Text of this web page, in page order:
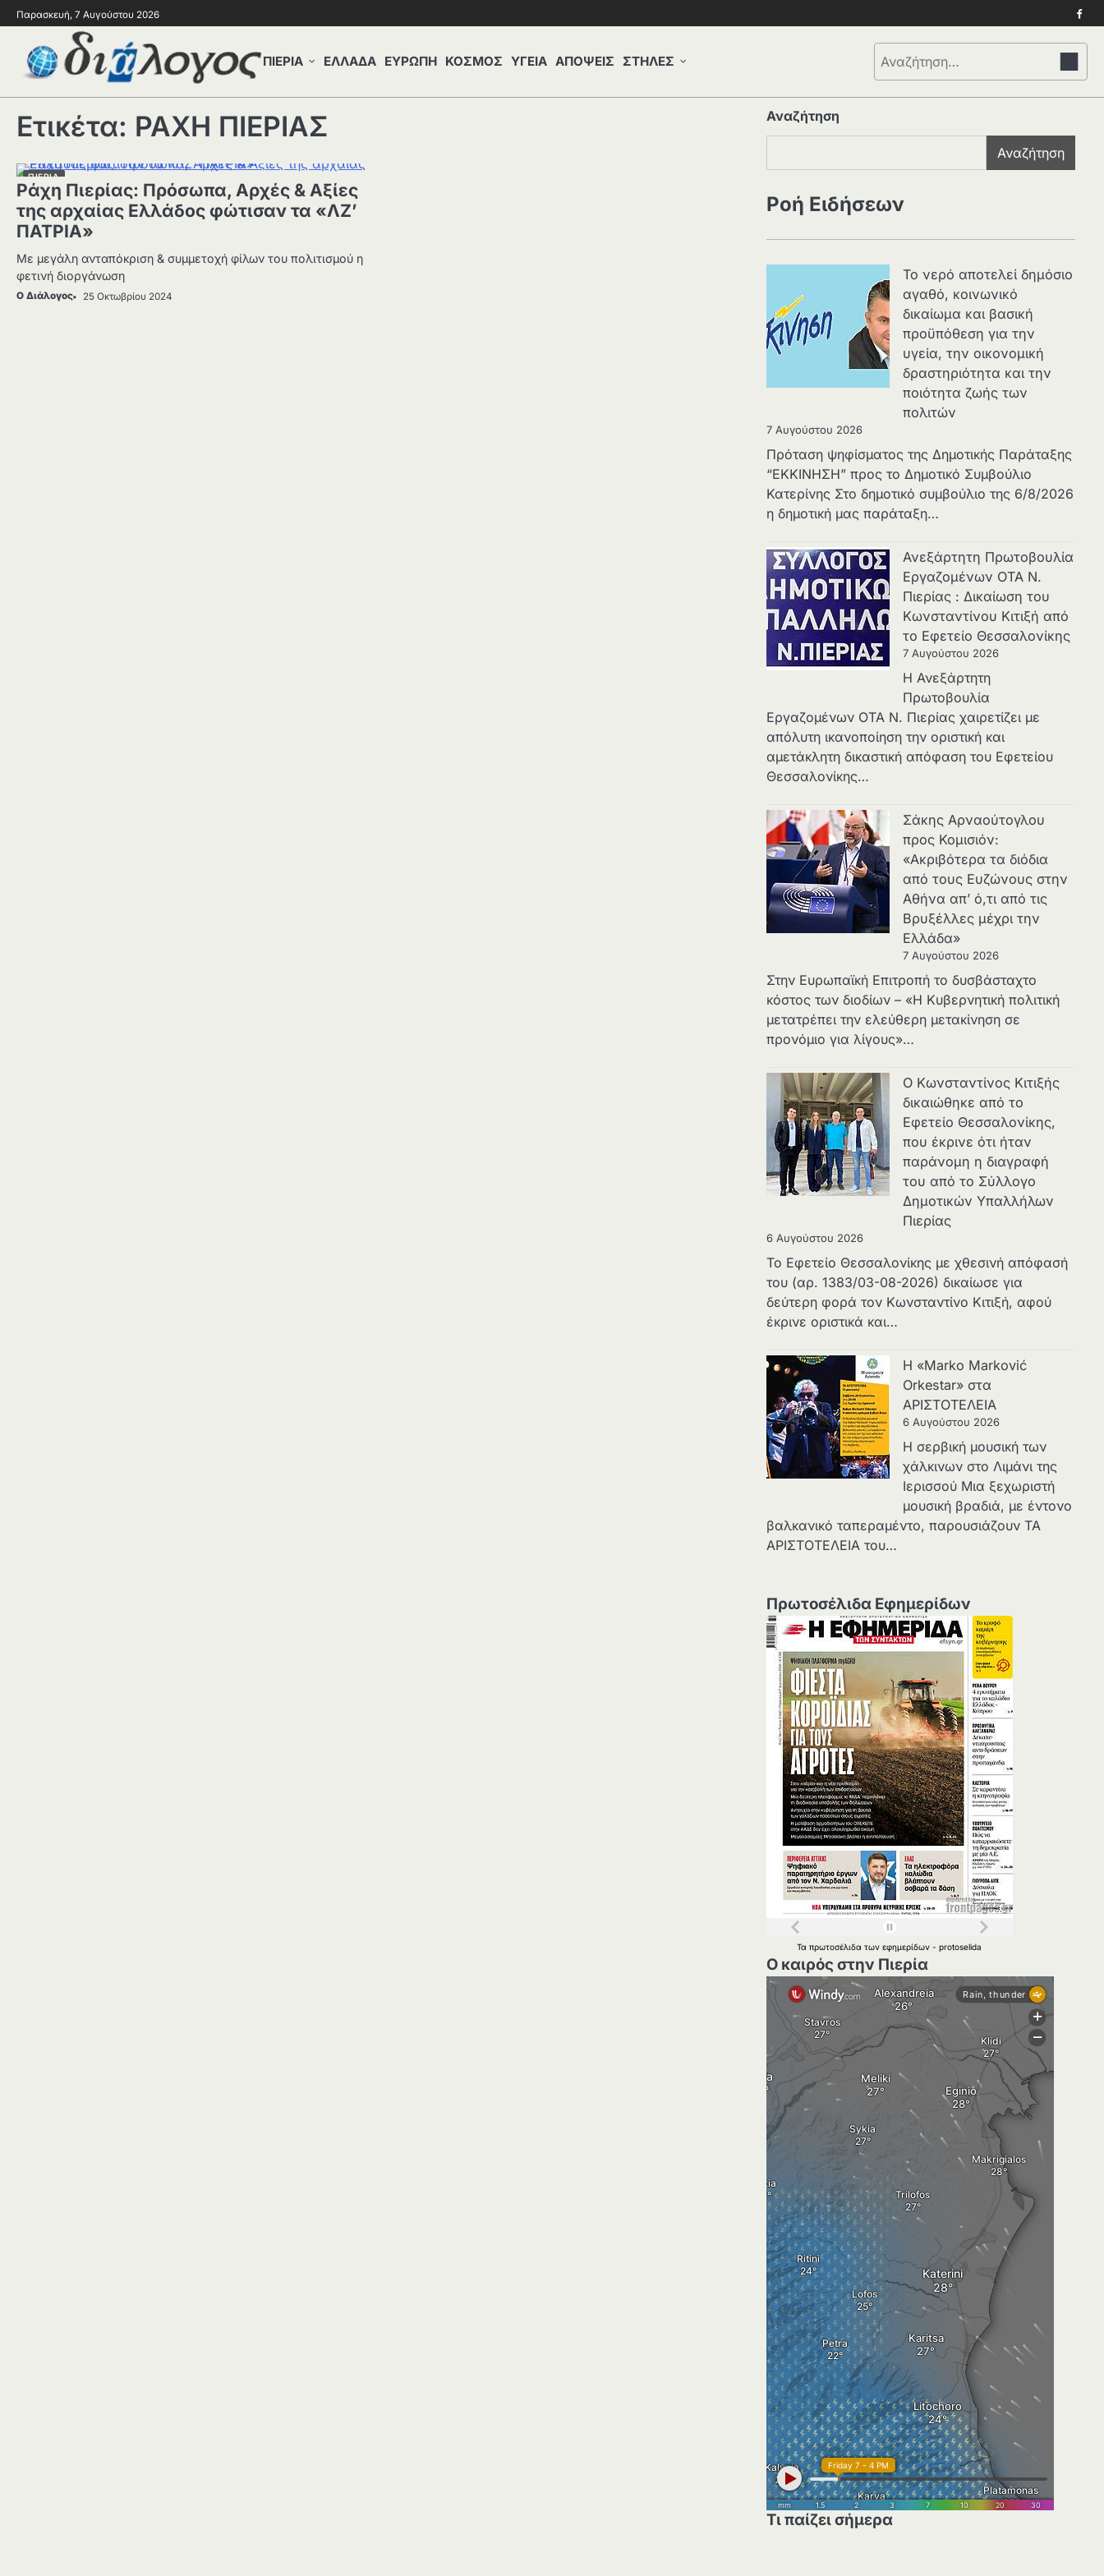
Παρασκευή, 7 Αυγούστου 2026
ΠΙΕΡΙΑ ΕΛΛΑΔΑ ΕΥΡΩΠΗ ΚΟΣΜΟΣ ΥΓΕΙΑ ΑΠΟΨΕΙΣ ΣΤΗΛΕΣ
Αναζήτηση
για:
Ετικέτα: ΡΑΧΗ ΠΙΕΡΙΑΣ
ΠΙΕΡΙΑ
Ράχη Πιερίας: Πρόσωπα, Αρχές & Αξίες
της αρχαίας Ελλάδος φώτισαν τα «ΛΖ’
ΠΑΤΡΙΑ»
Με μεγάλη ανταπόκριση & συμμετοχή φίλων του πολιτισμού η
φετινή διοργάνωση
Ο Διάλογος 25 Οκτωβρίου 2024
Αναζήτηση
Αναζήτηση
Ροή Ειδήσεων
Το νερό αποτελεί δημόσιο
αγαθό, κοινωνικό
δικαίωμα και βασική
προϋπόθεση για την
υγεία, την οικονομική
δραστηριότητα και την
ποιότητα ζωής των
πολιτών
7 Αυγούστου 2026
Πρόταση ψηφίσματος της Δημοτικής Παράταξης
“ΕΚΚΙΝΗΣΗ” προς το Δημοτικό Συμβούλιο
Κατερίνης Στο δημοτικό συμβούλιο της 6/8/2026
η δημοτική μας παράταξη…
Ανεξάρτητη Πρωτοβουλία
Εργαζομένων ΟΤΑ Ν.
Πιερίας : Δικαίωση του
Κωνσταντίνου Κιτιξή από
το Εφετείο Θεσσαλονίκης
7 Αυγούστου 2026
Η Ανεξάρτητη
Πρωτοβουλία
Εργαζομένων ΟΤΑ Ν. Πιερίας χαιρετίζει με
απόλυτη ικανοποίηση την οριστική και
αμετάκλητη δικαστική απόφαση του Εφετείου
Θεσσαλονίκης…
Σάκης Αρναούτογλου
προς Κομισιόν:
«Ακριβότερα τα διόδια
από τους Ευζώνους στην
Αθήνα απ’ ό,τι από τις
Βρυξέλλες μέχρι την
Ελλάδα»
7 Αυγούστου 2026
Στην Ευρωπαϊκή Επιτροπή το δυσβάσταχτο
κόστος των διοδίων – «Η Κυβερνητική πολιτική
μετατρέπει την ελεύθερη μετακίνηση σε
προνόμιο για λίγους»…
Ο Κωνσταντίνος Κιτιξής
δικαιώθηκε από το
Εφετείο Θεσσαλονίκης,
που έκρινε ότι ήταν
παράνομη η διαγραφή
του από το Σύλλογο
Δημοτικών Υπαλλήλων
Πιερίας
6 Αυγούστου 2026
Το Εφετείο Θεσσαλονίκης με χθεσινή απόφασή
του (αρ. 1383/03-08-2026) δικαίωσε για
δεύτερη φορά τον Κωνσταντίνο Κιτιξή, αφού
έκρινε οριστικά και…
Η «Marko Marković
Orkestar» στα
ΑΡΙΣΤΟΤΕΛΕΙΑ
6 Αυγούστου 2026
Η σερβική μουσική των
χάλκινων στο Λιμάνι της
Ιερισσού Μια ξεχωριστή
μουσική βραδιά, με έντονο
βαλκανικό ταπεραμέντο, παρουσιάζουν ΤΑ
ΑΡΙΣΤΟΤΕΛΕΙΑ του…
Πρωτοσέλιδα Εφημερίδων
Ταπρωτοσέλιδατωνεφημερίδων-protoselida
Ο καιρός στην Πιερία
Τι παίζει σήμερα